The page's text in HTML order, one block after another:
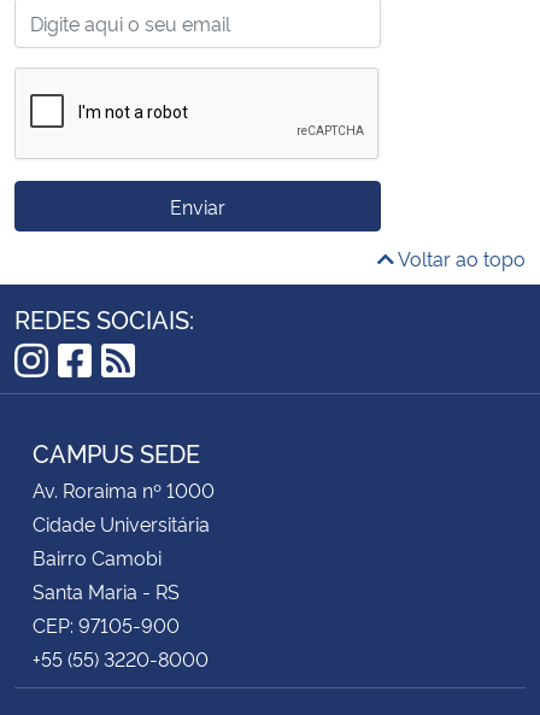
Enviar
Voltar ao topo
REDES SOCIAIS:
Instagram
Facebook
RSS
CAMPUS SEDE
Av. Roraima nº 1000
Cidade Universitária
Bairro Camobi
Santa Maria - RS
CEP: 97105-900
+55 (55) 3220-8000